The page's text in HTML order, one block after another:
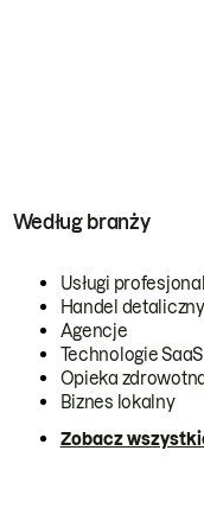
Według branży
Usługi
Handel
Agencje
Technologie SaaS
Opieka
Biznes lokalny
Zobacz